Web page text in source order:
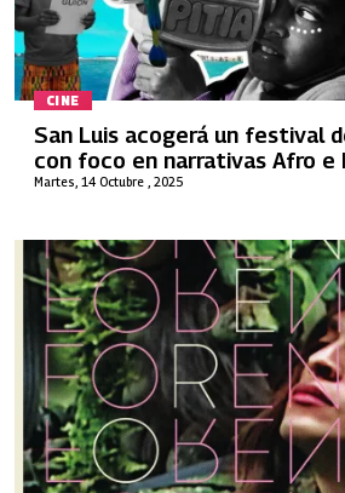
CINE
Martes, 14 Octubre , 2025
San Luis acogerá un festival
con foco en narrativas Afro e